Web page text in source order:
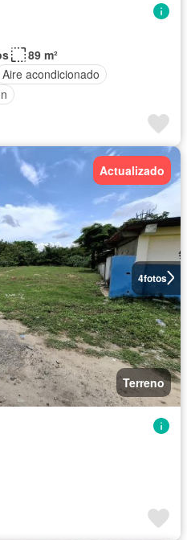
89 m²
Aire acondicionado
4fotos
Actualizado
Terreno